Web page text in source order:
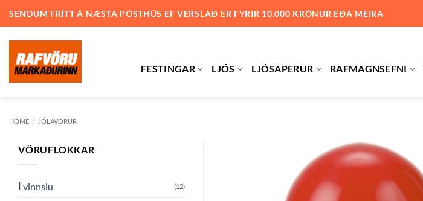
SENDUM FRÍTT Á NÆSTA PÓSTHÚS EF VERSLAÐ ER FYRIR 10.000 KRÓNUR EÐA MEIRA
FESTINGAR LJÓS LJÓSAPERUR RAFMAGNSEFNI
HOME / JÓLAVÖRUR
VÖRUFLOKKAR
Í vinnslu (12)